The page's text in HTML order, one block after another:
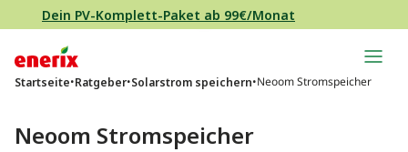
Direkt zum Inhalt wechseln
Dein PV-Komplett-Paket ab 99€/Monat
Hauptnavigation
Startseite•Ratgeber•Solarstrom speichern•Neoom Stromspeicher
Neoom Stromspeicher